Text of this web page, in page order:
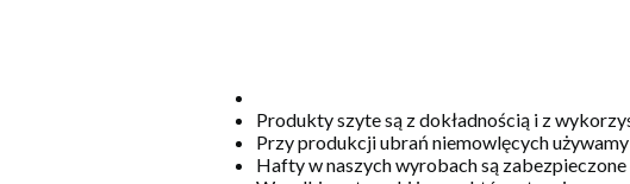
Produkty szyte są z dokładnością i z
Przy produkcji ubrań niemowlęcych
Hafty w naszych wyrobach są